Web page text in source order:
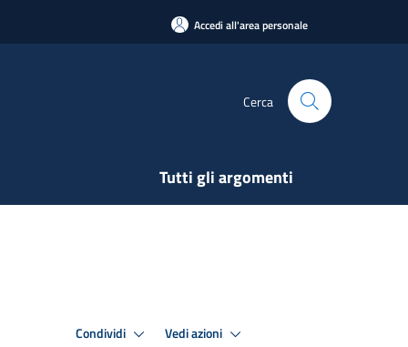
Accedi all'area personale
Cerca
Tutti gli argomenti
Condividi Vedi azioni